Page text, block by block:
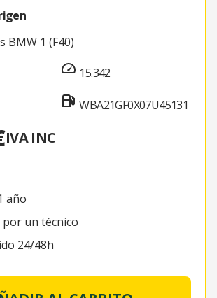
BMW 1 (F40)
15.342
WBA21GF0X07U45131
IVA INC
año
por un técnico
24/48h